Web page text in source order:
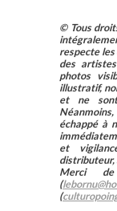
© Tous
respecte les
des
photos
illustratif,
et ne
échappé à
et
distributeur,
Merci de
(
(